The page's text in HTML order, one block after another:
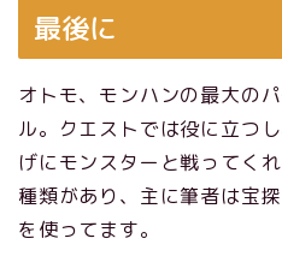
最後に
オトモ、モンハンの最大の
ル。クエストでは役に立つ
げにモンスターと戦ってく
種類があり、主に筆者は宝
を使ってます。